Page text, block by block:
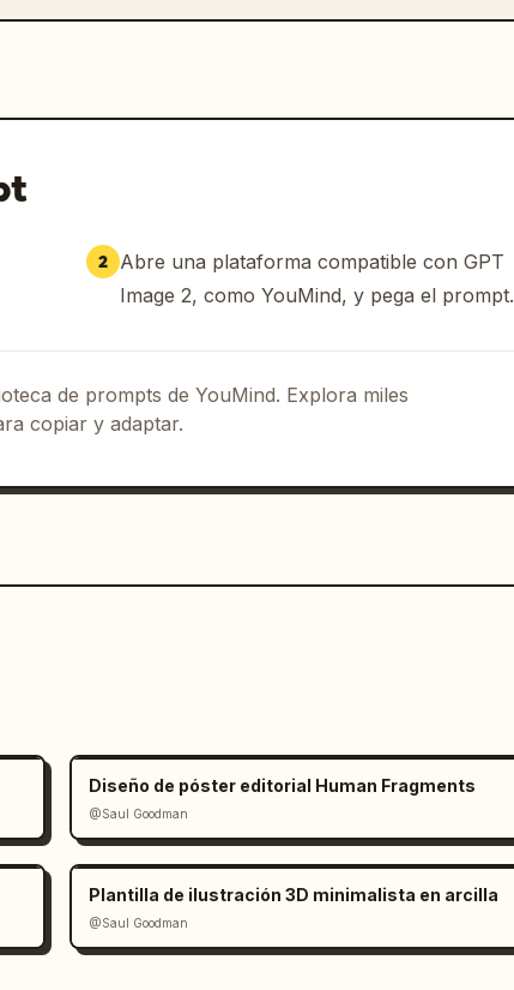
2 Abre una plataforma compatible con GPT
Image 2, como YouMind, y pega el prompt.
de prompts de YouMind. Explora miles
copiar y adaptar.
Diseño de póster editorial Human Fragments
@Saul Goodman
Plantilla de ilustración 3D minimalista en arcilla
@Saul Goodman